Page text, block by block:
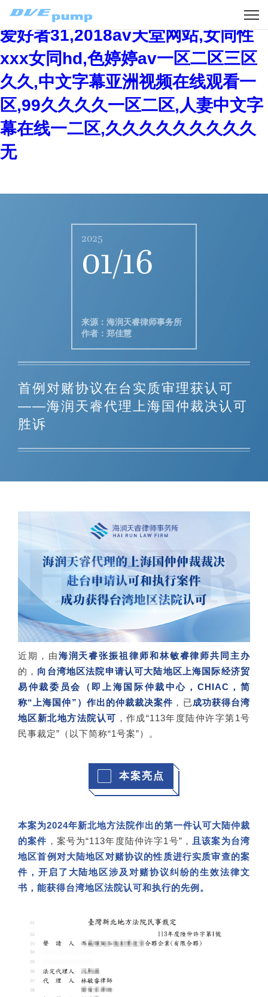
在线免费观看av蜜桃,权财熟妇人妻
爱好者31,2018av天堂网站,女同性
xxx女同hd,色婷婷av一区二区三区
久久,中文字幕亚洲视频在线观看一
区,99久久久久一区二区,人妻中文字
幕在线一二区,久久久久久久久久久
无
2025
01/16
来源：海润天睿律师事务所
作者：郑佳慧
首例对赌协议在台实质审理获认可
——海润天睿代理上海国仲裁决认可
胜诉
近期，由海润天睿张振祖律师和林敏睿律师共同主办
的， 向台湾地区法院申请认可大陆地区上海国际经济贸
易仲裁委员会（即上海国际仲裁中心，CHIAC，简
称“上海国仲”）作出的仲裁裁决案件 ，已成功获得台湾
地区新北地方法院认可 ，作成“113年度陆仲许字第1号
民事裁定”（以下简称“1号案”）。
本案亮点
本案为2024年新北地方法院作出的第一件认可大陆仲裁
的案件 ，案号为“113年度陆仲许字1号”，
且该案为台湾
地区首例对大陆地区对赌协议的性质进行实质审查的案
件，开启了大陆地区涉及对赌协议纠纷的生效法律文
书，能获得台湾地区法院认可和执行的先例。